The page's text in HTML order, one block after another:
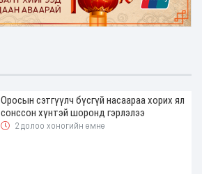
Оросын сэтгүүлч бүсгүй насаараа хорих ял
сонссон хүнтэй шоронд гэрлэлээ
2 долоо хоногийн өмнө